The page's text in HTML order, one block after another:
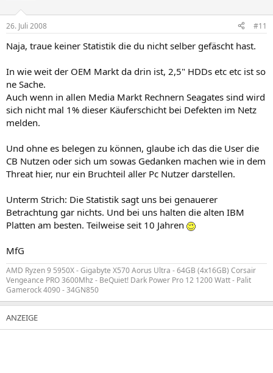
26. Juli 2008 #11
Naja, traue keiner Statistik die du nicht selber gefäscht hast.
In wie weit der OEM Markt da drin ist, 2,5" HDDs etc etc ist so
ne Sache.
Auch wenn in allen Media Markt Rechnern Seagates sind wird
sich nicht mal 1% dieser Käuferschicht bei Defekten im Netz
melden.
Und ohne es belegen zu können, glaube ich das die User die
CB Nutzen oder sich um sowas Gedanken machen wie in dem
Threat hier, nur ein Bruchteil aller Pc Nutzer darstellen.
Unterm Strich: Die Statistik sagt uns bei genauerer
Betrachtung gar nichts. Und bei uns halten die alten IBM
Platten am besten. Teilweise seit 10 Jahren
MfG
AMD Ryzen 9 5950X - Gigabyte X570 Aorus Ultra - 64GB (4x16GB) Corsair
Vengeance PRO 3600Mhz - BeQuiet! Dark Power Pro 12 1200 Watt - Palit
Gamerock 4090 - 34GN850